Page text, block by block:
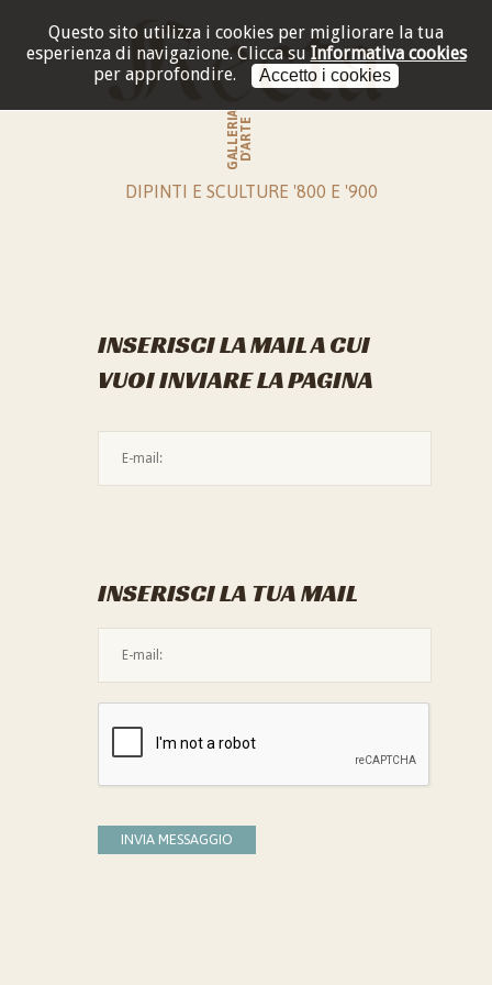
Questo sito utilizza i cookies per migliorare la tua
esperienza di navigazione. Clicca su Informativa cookies
per approfondire.
Accetto i cookies
GALLERIAD'ARTE
DIPINTI E SCULTURE '800 E '900
INSERISCI LA MAIL A CUI
VUOI INVIARE LA PAGINA
INSERISCI LA TUA MAIL
INVIA MESSAGGIO